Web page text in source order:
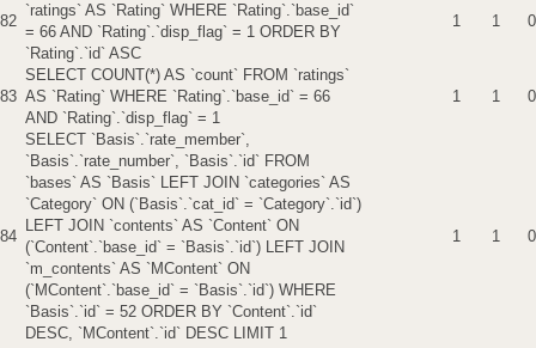
82
`ratings` AS `Rating` WHERE `Rating`.`base_id`
= 66 AND `Rating`.`disp_flag` = 1 ORDER BY
`Rating`.`id` ASC
1 1 0
83
SELECT COUNT(*) AS `count` FROM `ratings`
AS `Rating` WHERE `Rating`.`base_id` = 66
AND `Rating`.`disp_flag` = 1
1 1 0
84
SELECT `Basis`.`rate_member`,
`Basis`.`rate_number`, `Basis`.`id` FROM
`bases` AS `Basis` LEFT JOIN `categories` AS
`Category` ON (`Basis`.`cat_id` = `Category`.`id`)
LEFT JOIN `contents` AS `Content` ON
(`Content`.`base_id` = `Basis`.`id`) LEFT JOIN
`m_contents` AS `MContent` ON
(`MContent`.`base_id` = `Basis`.`id`) WHERE
`Basis`.`id` = 52 ORDER BY `Content`.`id`
DESC, `MContent`.`id` DESC LIMIT 1
1 1 0